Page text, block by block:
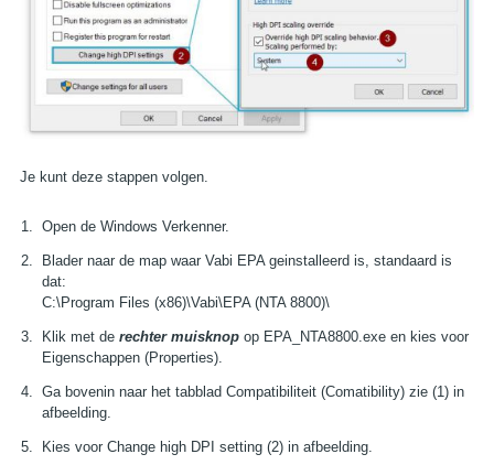
Je kunt deze stappen volgen.
Open de Windows Verkenner.
Blader naar de map waar Vabi EPA geinstalleerd is, standaard is
dat:
C:\Program Files (x86)\Vabi\EPA (NTA 8800)\
Klik met derechter muisknopop EPA_NTA8800.exe en kies voor
Eigenschappen (Properties).
Ga bovenin naar het tabblad Compatibiliteit (Comatibility) zie (1) in
afbeelding.
Kies voor Change high DPI setting (2) in afbeelding.